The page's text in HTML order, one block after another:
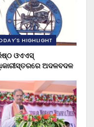
HIGHLIGHT
ଓଏଏସ୍‌
ଅଦଳବଦଳ